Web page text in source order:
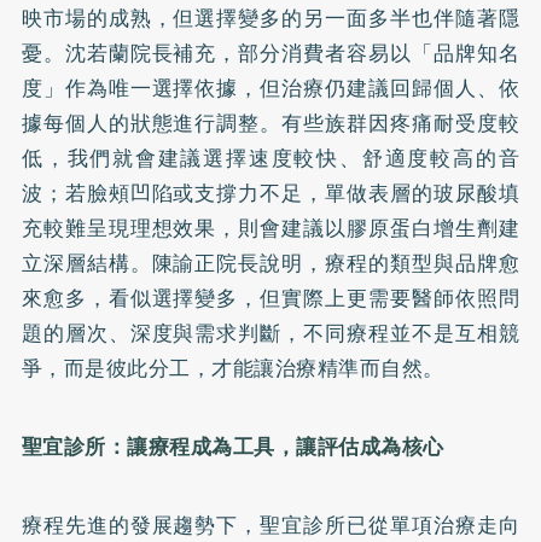
映市場的成熟，但選擇變多的另一面多半也伴隨著隱
憂。沈若蘭院長補充，部分消費者容易以「品牌知名
度」作為唯一選擇依據，但治療仍建議回歸個人、依
據每個人的狀態進行調整。有些族群因疼痛耐受度較
低，我們就會建議選擇速度較快、舒適度較高的音
波；若臉頰凹陷或支撐力不足，單做表層的玻尿酸填
充較難呈現理想效果，則會建議以膠原蛋白增生劑建
立深層結構。陳諭正院長說明，療程的類型與品牌愈
來愈多，看似選擇變多，但實際上更需要醫師依照問
題的層次、深度與需求判斷，不同療程並不是互相競
爭，而是彼此分工，才能讓治療精準而自然。
聖宜診所：讓療程成為工具，讓評估成為核心
療程先進的發展趨勢下，聖宜診所已從單項治療走向